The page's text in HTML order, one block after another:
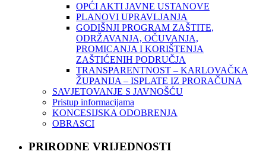
OPĆI AKTI JAVNE USTANOVE
PLANOVI UPRAVLJANJA
GODIŠNJI PROGRAM ZAŠTITE,
ODRŽAVANJA, OČUVANJA,
PROMICANJA I KORIŠTENJA
ZAŠTIĆENIH PODRUČJA
TRANSPARENTNOST – KARLOVAČKA
ŽUPANIJA – ISPLATE IZ PRORAČUNA
SAVJETOVANJE S JAVNOŠĆU
Pristup informacijama
KONCESIJSKA ODOBRENJA
OBRASCI
PRIRODNE VRIJEDNOSTI